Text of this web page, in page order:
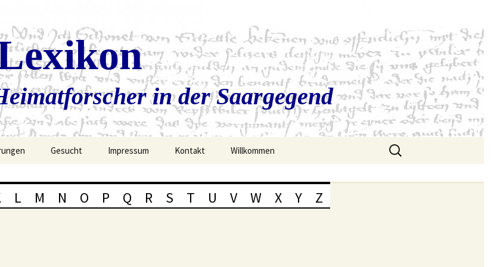
in der Saargegend
Gesucht Impressum Kontakt Willkommen
Suchen
nach:
L M N O P Q R S T U V W X Y Z